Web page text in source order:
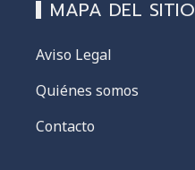
MAPA DEL SITIO
Aviso Legal
Quiénes somos
Contacto